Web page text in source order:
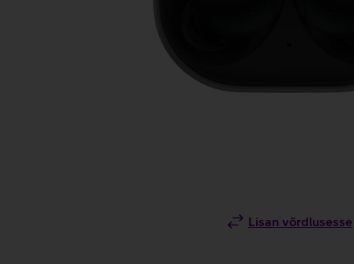
Lisan võrdlusesse